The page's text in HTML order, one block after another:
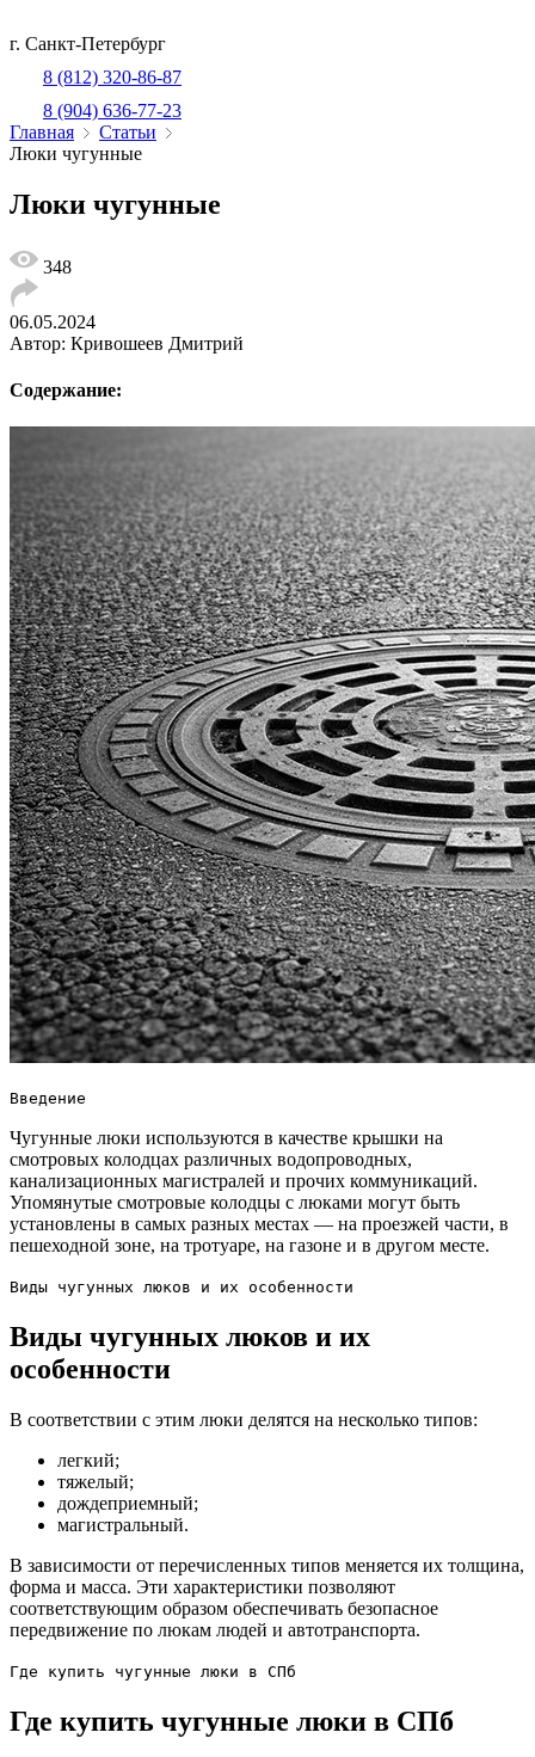
г. Санкт-Петербург
8 (812) 320-86-87
8 (904) 636-77-23
Главная
Статьи
Люки чугунные
Люки чугунные
348
06.05.2024
Автор: Кривошеев Дмитрий
Содержание:
Введение
Чугунные люки используются в качестве крышки на
смотровых колодцах различных водопроводных,
канализационных магистралей и прочих коммуникаций.
Упомянутые смотровые колодцы с люками могут быть
установлены в самых разных местах — на проезжей части, в
пешеходной зоне, на тротуаре, на газоне и в другом месте.
Виды чугунных люков и их особенности
Виды чугунных люков и их
особенности
В соответствии с этим люки делятся на несколько типов:
легкий;
тяжелый;
дождеприемный;
магистральный.
В зависимости от перечисленных типов меняется их толщина,
форма и масса. Эти характеристики позволяют
соответствующим образом обеспечивать безопасное
передвижение по люкам людей и автотранспорта.
Где купить чугунные люки в СПб
Где купить чугунные люки в СПб